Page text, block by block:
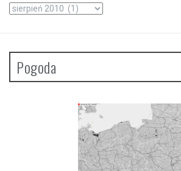
Archiwa
Pogoda